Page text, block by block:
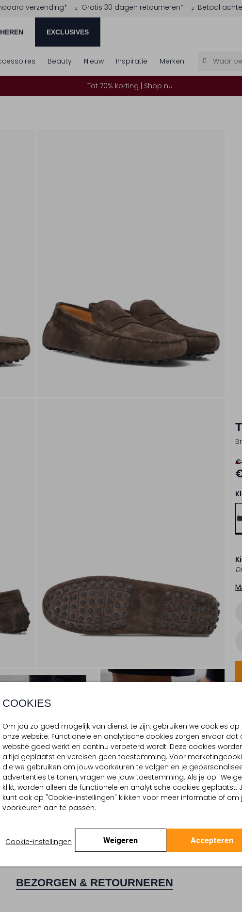
verzending* Gratis 30 dagen retourneren* Betaal
HEREN EXCLUSIVES
COOKIES
Om jou zo goed mogelijk van dienst te zijn, gebruiken we cookies op
onze website. Functionele en analytische cookies zorgen ervoor dat
website goed werkt en continu verbeterd wordt. Deze cookies
altijd geplaatst en vereisen geen toestemming. Voor
die we gebruiken om jouw voorkeuren te volgen en je
advertenties te tonen, vragen we jouw toestemming. Als je op
klikt, worden alleen de functionele en analytische cookies geplaatst.
kunt ook op "Cookie-instellingen" klikken voor meer informatie of om
voorkeuren aan te passen.
Cookie-instellingen Weigeren Accepteren
Beauty Nieuw Inspiratie Merken
Tot 70% korting | Shop nu
€
BEZORGEN & RETOURNEREN